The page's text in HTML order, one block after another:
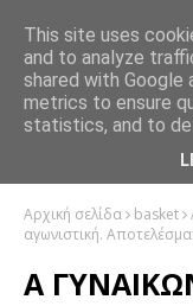
Αρχική σελίδα basket
αγωνιστική.
Α
This site uses
and to analyze
shared with Google
metrics to ensure
statistics, and to